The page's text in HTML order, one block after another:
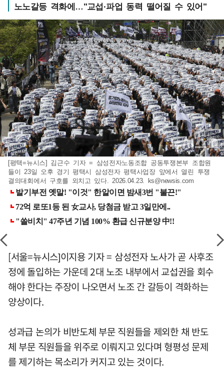
노노갈등 격화에…"교섭·파업 동력 떨어질 수 있어"
[평택=뉴시스] 김근수 기자 = 삼성전자노동조합 공동투쟁본부 조합원
들이 23일 오후 경기 평택시 삼성전자 평택사업장 앞에서 열린 투쟁
결의대회에서 구호를 외치고 있다. 2026.04.23.
ks@newsis.com
[서울=뉴시스]이지용 기자 = 삼성전자 노사가 곧 사후조
정에 돌입하는 가운데 2대 노조 내부에서 교섭권을 회수
해야 한다는 주장이 나오면서 노조 간 갈등이 격화하는
양상이다.
성과급 논의가 비반도체 부문 직원들을 제외한 채 반도
체 부문 직원들을 위주로 이뤄지고 있다며 형평성 문제
를 제기하는 목소리가 커지고 있는 것이다.